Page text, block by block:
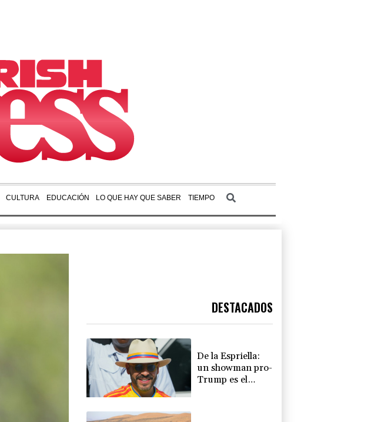
CULTURA EDUCACIÓN LO QUE HAY QUE SABER TIEMPO
DESTACADOS
De la Espriella:
un showman pro-
Trump es el